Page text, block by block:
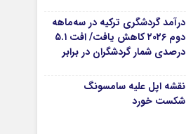
درآمد گردشگری ترکیه در سه‌ماهه
دوم ۲۰۲۶ کاهش یافت/ افت ۵.۱
درصدی شمار گردشگران در برابر
نقشه اپل علیه سامسونگ
شکست خورد